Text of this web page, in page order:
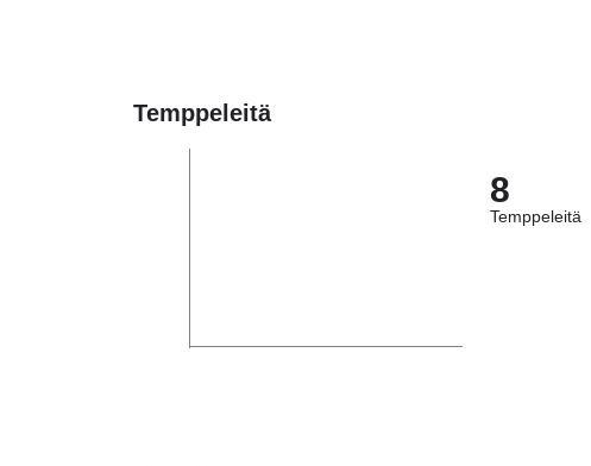
Temppeleitä
8
Temppeleitä